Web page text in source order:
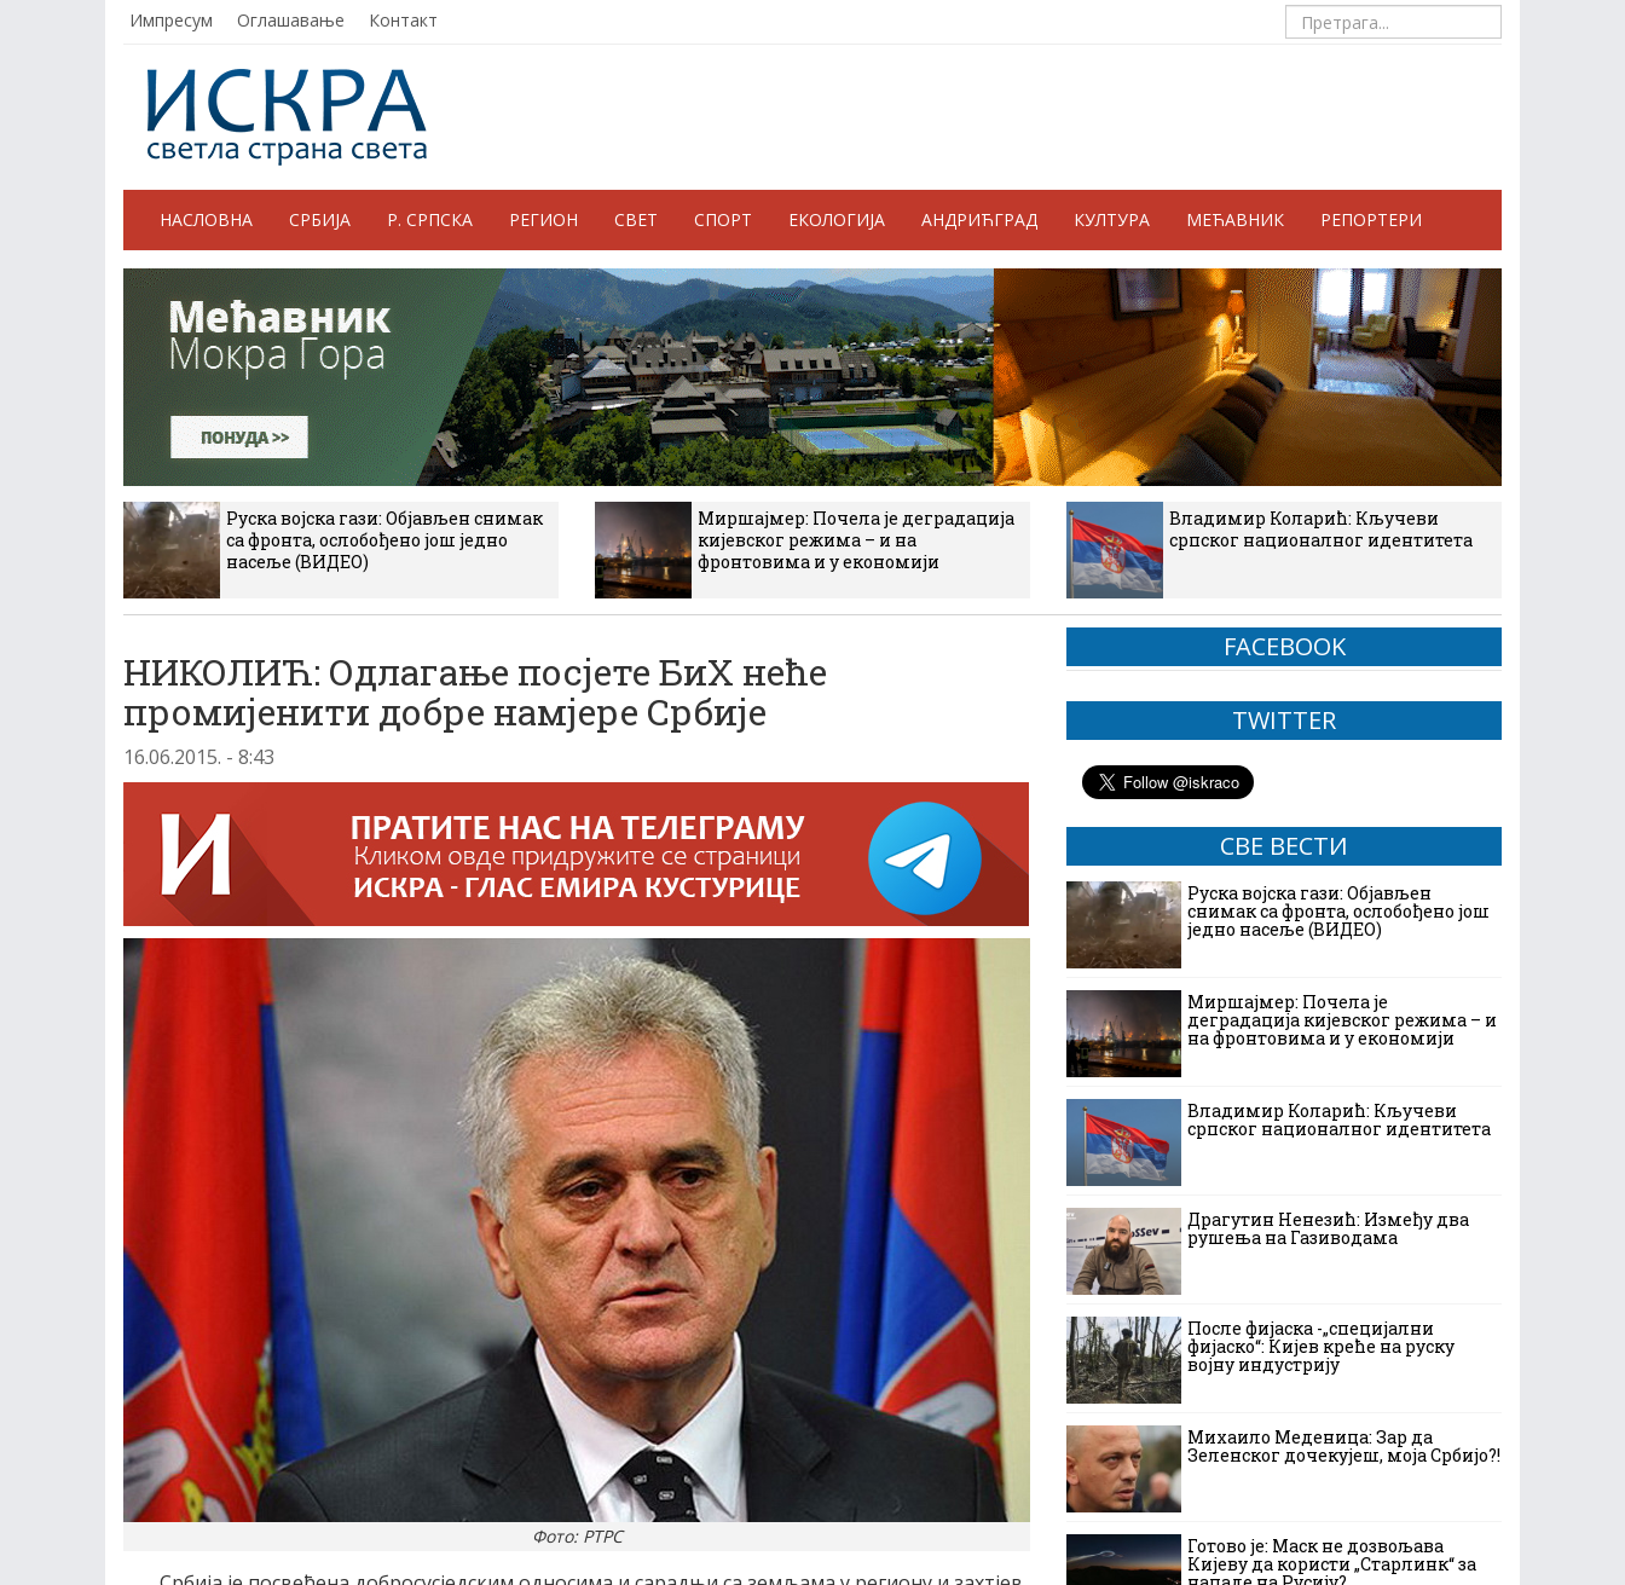
Импресум Оглашавање Контакт
НАСЛОВНА СРБИЈА Р. СРПСКА РЕГИОН СВЕТ СПОРТ ЕКОЛОГИЈА АНДРИЋГРАД КУЛТУРА МЕЋАВНИК РЕПОРТЕРИ
Руска војска гази: Објављен снимак
са фронта, ослобођено још једно
насеље (ВИДЕО)
Миршајмер: Почела је деградација
кијевског режима – и на
фронтовима и у економији
Владимир Коларић: Кључеви
српског националног идентитета
НИКОЛИЋ: Одлагање посјете БиХ неће
промијенити добре намјере Србије
16.06.2015. - 8:43
Фото: РТРС
FACEBOOK
TWITTER
СВЕ ВЕСТИ
Руска војска гази: Објављен
снимак са фронта, ослобођено још
једно насеље (ВИДЕО)
Миршајмер: Почела је
деградација кијевског режима – и
на фронтовима и у економији
Владимир Коларић: Кључеви
српског националног идентитета
Драгутин Ненезић: Између два
рушења на Газиводама
После фијаска -„специјални
фијаско“: Кијев креће на руску
војну индустрију
Михаило Меденица: Зар да
Зеленског дочекујеш, моја Србијо?!
Готово је: Маск не дозвољава
Кијеву да користи „Старлинк“ за